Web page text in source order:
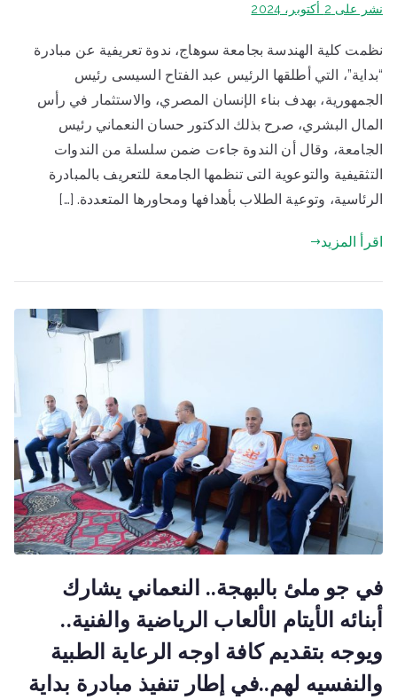
نشر على 2 أكتوبر، 2024
نظمت كلية الهندسة بجامعة سوهاج، ندوة تعريفية عن مبادرة
“بداية”، التي أطلقها الرئيس عبد الفتاح السيسى رئيس
الجمهورية، بهدف بناء الإنسان المصري، والاستثمار في رأس
المال البشري، صرح بذلك الدكتور حسان النعماني رئيس
الجامعة، وقال أن الندوة جاءت ضمن سلسلة من الندوات
التثقيفية والتوعوية التى تنظمها الجامعة للتعريف بالمبادرة
الرئاسية، وتوعية الطلاب بأهدافها ومحاورها المتعددة. […]
اقرأ المزيد
في جو ملئ بالبهجة.. النعماني يشارك
أبنائه الأيتام الألعاب الرياضية والفنية..
ويوجه بتقديم كافة اوجه الرعاية الطبية
والنفسيه لهم..في إطار تنفيذ مبادرة بداية